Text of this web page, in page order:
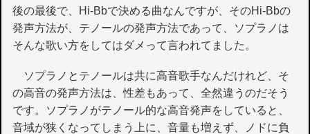
後の最後で、Hi-Bbで決める曲なんですが、そのHi-Bbの
発声方法が、テノールの発声方法であって、ソプラノは
そんな歌い方をしてはダメって言われてました。
ソプラノとテノールは共に高音歌手なんだけれど、そ
の高音の発声方法は、性差もあって、全然違うのだそう
です。ソプラノがテノール的な高音発声をしていると、
音域が狭くなってしまう上に、音量も増えず、ノドに負